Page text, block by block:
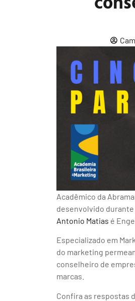
Acadêmico da
desenvolvido
Antonio Matias é
Especializado em
do marketing
conselheiro de
marcas.
Confira as respostas